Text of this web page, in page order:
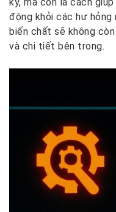
kỳ, mà còn là cách
động khỏi các hư hỏng
biến chất sẽ không
và chi tiết bên trong.